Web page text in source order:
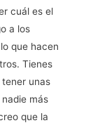
cuál es el
a los
que hacen
Tienes
unas
más
que la